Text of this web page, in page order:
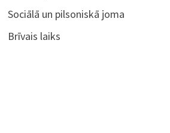
Sociālā un pilsoniskā joma
Brīvais laiks